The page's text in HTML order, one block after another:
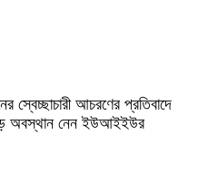
স্বেচ্ছাচারী আচরণের প্রতিবাদে
অবস্থান নেন ইউআইইউর